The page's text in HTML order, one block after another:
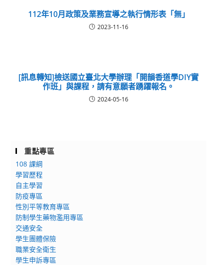
112年10月政策及業務宣導之執行情形表「無」
2023-11-16
[訊息轉知]檢送國立臺北大學辦理「開韻香道學DIY實
作班」與課程，請有意願者踴躍報名。
2024-05-16
重點專區
108 課綱
學習歷程
自主學習
防疫專區
性別平等教育專區
防制學生藥物濫用專區
交通安全
學生團體保險
職業安全衛生
學生申訴專區